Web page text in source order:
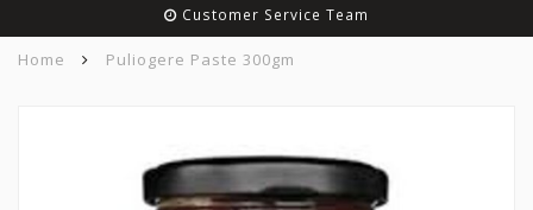
Customer Service Team
Home Puliogere Paste 300gm